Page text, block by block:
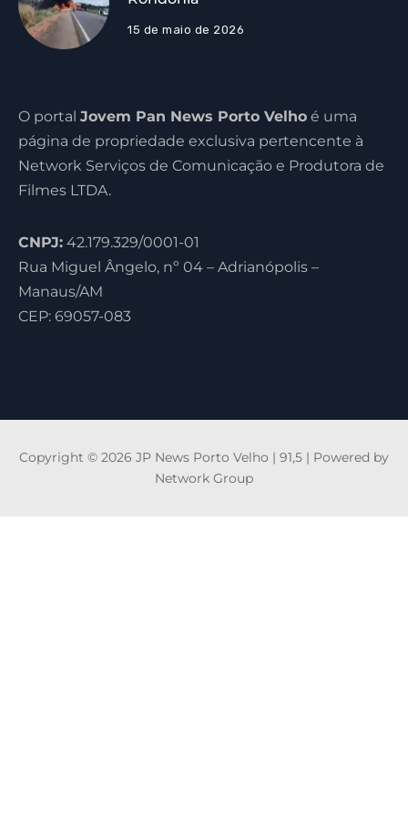
15 de maio de 2026
O portal Jovem Pan News Porto Velho é uma
página de propriedade exclusiva pertencente à
Network Serviços de Comunicação e Produtora de
Filmes LTDA.
CNPJ: 42.179.329/0001-01
Rua Miguel Ângelo, nº 04 – Adrianópolis –
Manaus/AM
CEP: 69057-083
Copyright © 2026 JP News Porto Velho | 91,5 | Powered by
Network Group